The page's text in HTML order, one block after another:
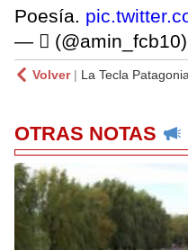
Poesía.
— ‏ً (@amin_fcb10)
Volver| La Tecla Patagonia
OTRAS NOTAS